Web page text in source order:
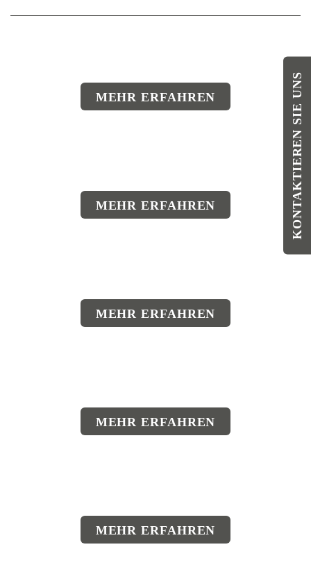
MEHR ERFAHREN
MEHR ERFAHREN
MEHR ERFAHREN
MEHR ERFAHREN
MEHR ERFAHREN
KONTAKTIEREN SIE UNS